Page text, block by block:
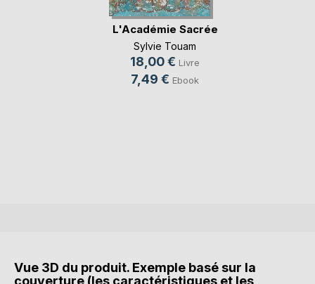
L'Académie Sacrée
Sylvie Touam
18,00 € Livre
7,49 € Ebook
Vue 3D du produit. Exemple basé sur la
couverture (les caractéristiques et les